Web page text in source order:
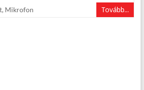
, Mikrofon Tovább...